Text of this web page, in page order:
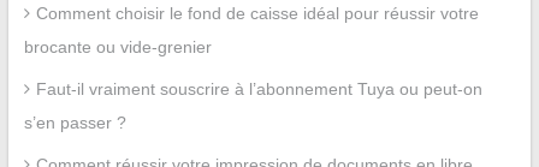
Comment choisir le fond de caisse idéal pour réussir votre
brocante ou vide-grenier
Faut-il vraiment souscrire à l’abonnement Tuya ou peut-on
s’en passer ?